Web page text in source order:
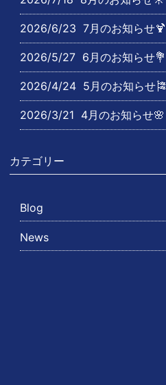
2026/6/23 7月のお知らせ🍹
2026/5/27 6月のお知らせ💐
2026/4/24 5月のお知らせ🎏
2026/3/21 4月のお知らせ🌸
カテゴリー
Blog
News